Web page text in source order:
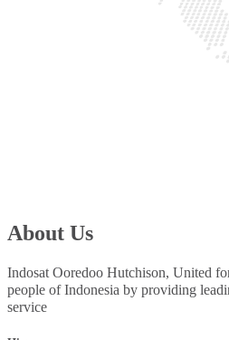
About Us
Indosat Ooredoo Hutchison, United
people of Indonesia by providing
service